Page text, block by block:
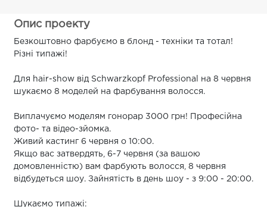
Опис проекту
Безкоштовно фарбуємо в блонд - техніки та тотал!
Різні типажі!
Для hair-show від Schwarzkopf Professional на 8 червня
шукаємо 8 моделей на фарбування волосся.
Виплачуємо моделям гонорар 3000 грн! Професійна
фото- та відео-зйомка.
Живий кастинг 6 червня о 10:00.
Якщо вас затвердять, 6-7 червня (за вашою
домовленністю) вам фарбують волосся, 8 червня
відбудеться шоу. Зайнятість в день шоу - з 9:00 - 20:00.
Шукаємо типажі: